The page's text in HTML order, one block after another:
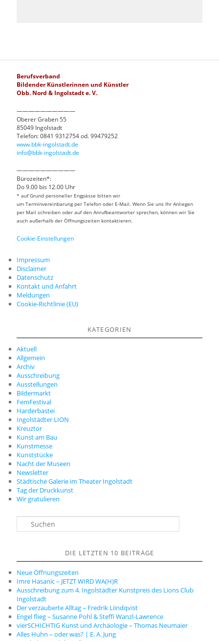
Berufsverband
Bildender Künstlerinnen und Künstler
Obb. Nord & Ingolstadt e. V.
——————————
Oberer Graben 55
85049 Ingolstadt
Telefon: 0841 9312754 od. 99479252
www.bbk-ingolstadt.de
info@bbk-ingolstadt.de
——————————
Bürozeiten*:
Do 9.00 bis 12.00 Uhr
* auf Grund personeller Engpässe bitten wir
um Terminvereinbarung per Telefon oder E-Mail. Wenn Sie uns Ihr Anliegen
per Mail schreiben oder auf den Anrufbeantworter sprechen, können wir Sie
auch außerhalb der Öffnungszeiten kontaktieren.
Cookie-Einstellungen
Impressum
Disclaimer
Datenschutz
Kontakt und Anfahrt
Meldungen
Cookie-Richtlinie (EU)
KATEGORIEN
Aktuell
Allgemein
Archiv
Ausschreibung
Ausstellungen
Bildermarkt
FemFestival
Harderbastei
Ingolstädter LION
Kreuztor
Kunst am Bau
Kunstmesse
Kunststücke
Nacht der Museen
Newsletter
Städtische Galerie im Theater Ingolstadt
Tag der Druckkunst
Wir gratulieren
n
DIE LETZTEN 10 BEITRÄGE
Neue Öffnungszeiten
Imre Hasanic – JETZT WIRD WA(H)R
Ausschreibung zum 4. Ingolstädter Kunstpreis des Lions Club
Ingolstadt
Der verzauberte Alltag – Fredrik Liindqvist
Engel flieg – Susanne Pohl & Steffi Wanzl-Lawrence
vierSCHICHTIG Kunst und Archäologie – Thomas Neumaier
Alles Huhn – oder was? | E. A. Jung